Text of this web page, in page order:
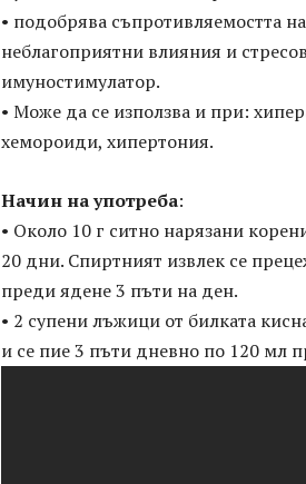
• подобрява съпротивляемостта
неблагоприятни влияния и
имуностимулатор.
• Може да се използва и при:
хемороиди, хипертония.
Начин на употреба:
• Около 10 г ситно нарязани
20 дни. Спиртният извлек се
преди ядене 3 пъти на ден.
• 2 супени лъжици от билката
и се пие 3 пъти дневно по 120 мл